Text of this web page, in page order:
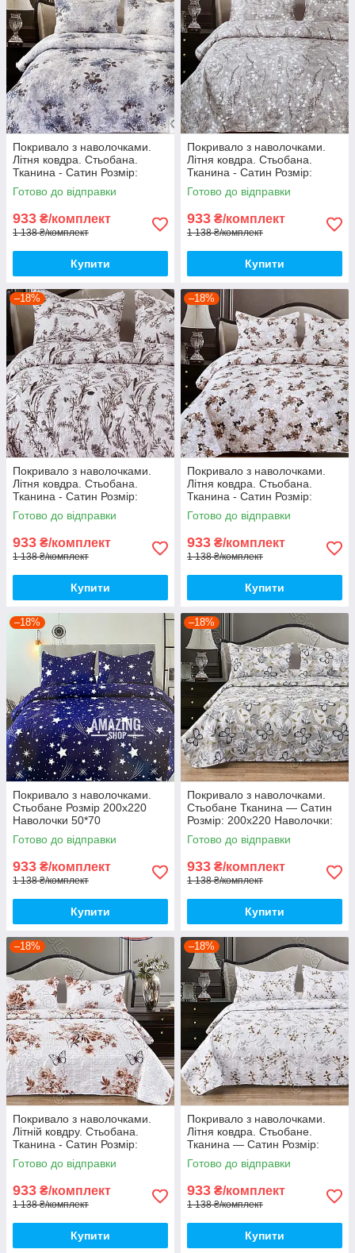
Покривало з наволочками.
Літня ковдра. Стьобана.
Тканина - Сатин Розмір:
200х230 Наволочки: 50*70
Готово до відправки
933 ₴/комплект
1 138 ₴/комплект
Купити
Покривало з наволочками.
Літня ковдра. Стьобана.
Тканина - Сатин Розмір:
200х230 Наволочки: 50*70
Готово до відправки
933 ₴/комплект
1 138 ₴/комплект
Купити
–18%
Покривало з наволочками.
Літня ковдра. Стьобана.
Тканина - Сатин Розмір:
200х230 Наволочки: 50*70
Готово до відправки
933 ₴/комплект
1 138 ₴/комплект
Купити
–18%
Покривало з наволочками.
Літня ковдра. Стьобана.
Тканина - Сатин Розмір:
200х230 Наволочки: 50*70
Готово до відправки
933 ₴/комплект
1 138 ₴/комплект
Купити
–18%
Покривало з наволочками.
Стьобане Розмір 200х220
Наволочки 50*70
Готово до відправки
933 ₴/комплект
1 138 ₴/комплект
Купити
–18%
Покривало з наволочками.
Стьобане Тканина — Сатин
Розмір: 200х220 Наволочки:
50*70
Готово до відправки
933 ₴/комплект
1 138 ₴/комплект
Купити
–18%
Покривало з наволочками.
Літній ковдру. Стьобана.
Тканина - Сатин Розмір:
200х220 Наволочки: 50*70
Готово до відправки
933 ₴/комплект
1 138 ₴/комплект
Купити
–18%
Покривало з наволочками.
Літня ковдра. Стьобане.
Тканина — Сатин Розмір:
200х220 Наволочки: 50*70
Готово до відправки
933 ₴/комплект
1 138 ₴/комплект
Купити